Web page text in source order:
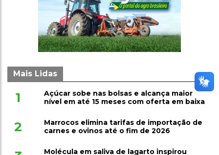
Mais Lidas
1
Açúcar sobe nas bolsas e alcança maior
nível em até 15 meses com oferta em baixa
2
Marrocos elimina tarifas de importação de
carnes e ovinos até o fim de 2026
Molécula em saliva de lagarto inspirou